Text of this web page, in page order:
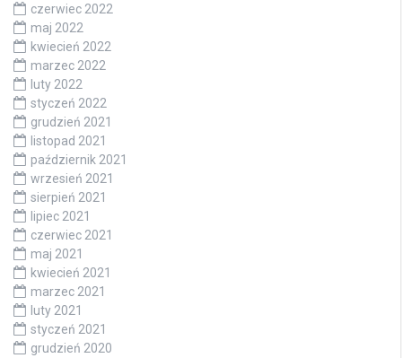
czerwiec 2022
maj 2022
kwiecień 2022
marzec 2022
luty 2022
styczeń 2022
grudzień 2021
listopad 2021
październik 2021
wrzesień 2021
sierpień 2021
lipiec 2021
czerwiec 2021
maj 2021
kwiecień 2021
marzec 2021
luty 2021
styczeń 2021
grudzień 2020